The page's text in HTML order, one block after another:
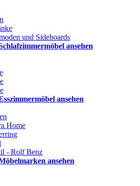
und Sideboards
ansehen
ansehen
Home
- Rolf Benz
ansehen